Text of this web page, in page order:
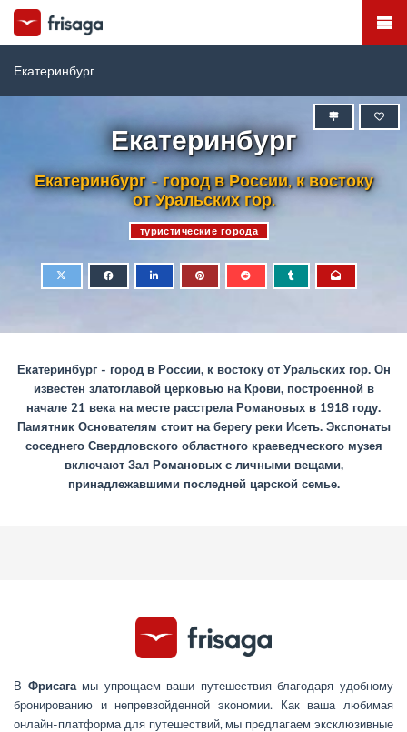
Екатеринбург
Екатеринбург
Екатеринбург - город в России, к востоку
от Уральских гор.
туристические города
Екатеринбург - город в России, к востоку от Уральских гор. Он
известен златоглавой церковью на Крови, построенной в
начале 21 века на месте расстрела Романовых в 1918 году.
Памятник Основателям стоит на берегу реки Исеть. Экспонаты
соседнего Свердловского областного краеведческого музея
включают Зал Романовых с личными вещами,
принадлежавшими последней царской семье.
В Фрисагамы упрощаем ваши путешествия благодаря удобному
бронированию и непревзойденной экономии. Как ваша любимая
онлайн-платформа для путешествий, мы предлагаем эксклюзивные